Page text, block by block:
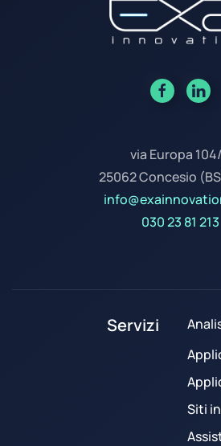
via Europa
25062 Concesio
030 23 81 213
Servizi
Siti